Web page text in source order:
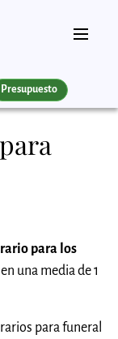
Presupuesto
para los
una media de 1
para funeral